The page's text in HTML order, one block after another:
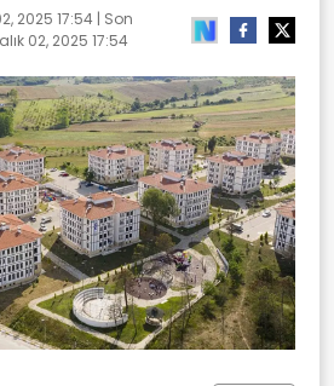
2025 17:54 | Son
02, 2025 17:54